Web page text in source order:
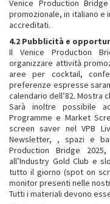
Venice Production
promozionale, in italiano e
accreditati.
4.2 Pubblicità e
Il Venice Production
organizzare attività
aree per cocktail,
preferenze espresse
calendario dell’82. Mostra
Sarà inoltre possibile
Programme e Market
screen saver nel VPB
Newsletter, , spazi e
Production Bridge
all’Industry Gold Club e
tutto il giorno (spot on
monitor presenti nelle
Tutti i materiali devono